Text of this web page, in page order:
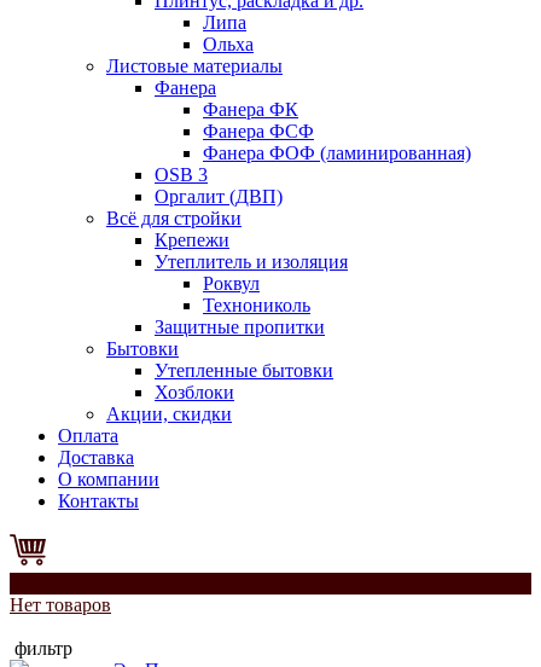
Липа
Ольха
Листовые материалы
Фанера
Фанера ФК
Фанера ФСФ
Фанера ФОФ (ламинированная)
OSB 3
Оргалит (ДВП)
Всё для стройки
Крепежи
Утеплитель и изоляция
Роквул
Технониколь
Защитные пропитки
Бытовки
Утепленные бытовки
Хозблоки
Акции, скидки
Оплата
Доставка
О компании
Контакты
Нет товаров
фильтр